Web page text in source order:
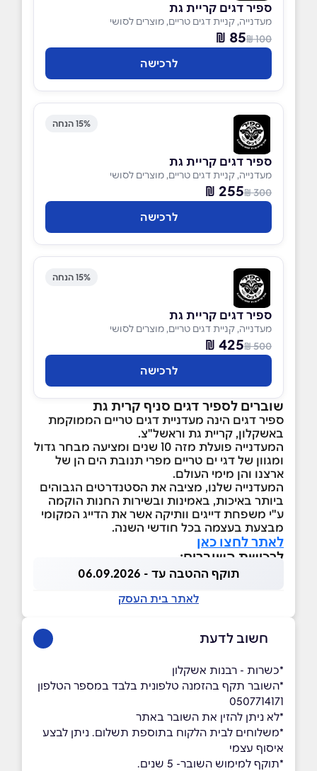
ספיר דגים קריית גת
מעדנייה, קניית דגים טריים, מוצרים לסושי
100 ₪
85 ₪
לרכישה
15% הנחה
ספיר דגים קריית גת
מעדנייה, קניית דגים טריים, מוצרים לסושי
300 ₪
255 ₪
לרכישה
15% הנחה
ספיר דגים קריית גת
מעדנייה, קניית דגים טריים, מוצרים לסושי
500 ₪
425 ₪
לרכישה
שוברים לספיר דגים סניף קרית גת
ספיר דגים הינה מעדניית דגים טריים הממוקמת
באשקלון, קריית גת וראשל"צ.
המעדנייה פועלת מזה 10 שנים ומציעה מבחר גדול
ומגוון של דגי ים טריים מפרי תנובת הים הן של
ארצנו והן מימי העולם.
המעדנייה שלנו, מציבה את הסטנדרטים הגבוהים
ביותר באיכות, באמינות ובשירות החנות הוקמה
ע"י משפחת דייגים וותיקה אשר את הדייג המקומי
מבצעת בעצמה בכל חודשי השנה.
לאתר לחצו כאן
לרכישת השוברים:
תוקף ההטבה עד - 06.09.2026
לאתר בית העסק
חשוב לדעת
*כשרות - רבנות אשקלון
*השובר תקף בהזמנה טלפונית בלבד במספר הטלפון
0507714171
*לא ניתן להזין את השובר באתר
*משלוחים לבית הלקוח בתוספת תשלום. ניתן לבצע
איסוף עצמי
*תוקף למימוש השובר- 5 שנים.